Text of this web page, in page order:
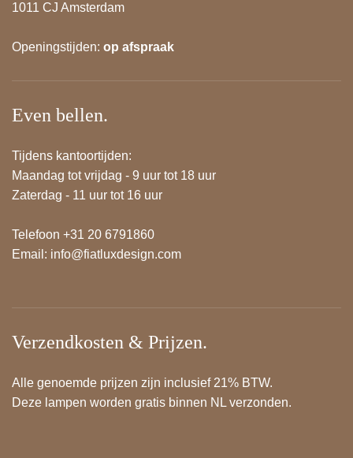
1011 CJ Amsterdam
Openingstijden: op afspraak
Even bellen.
Tijdens kantoortijden:
Maandag tot vrijdag - 9 uur tot 18 uur
Zaterdag - 11 uur tot 16 uur
Telefoon +31 20 6791860
Email: info@fiatluxdesign.com
Verzendkosten & Prijzen.
Alle genoemde prijzen zijn inclusief 21% BTW.
Deze lampen worden gratis binnen NL verzonden.